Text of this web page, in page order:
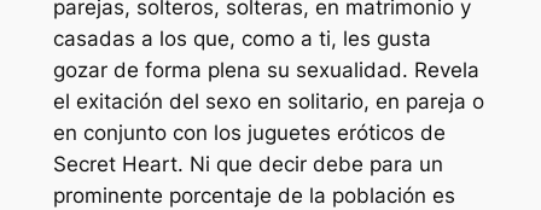
parejas, solteros, solteras, en matrimonio y
casadas a los que, como a ti, les gusta
gozar de forma plena su sexualidad. Revela
el exitación del sexo en solitario, en pareja o
en conjunto con los juguetes eróticos de
Secret Heart. Ni que decir debe para un
prominente porcentaje de la población es